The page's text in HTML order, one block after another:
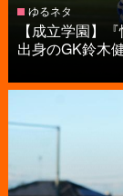
ゆるネタ
【成立学園】
出身のGK鈴木